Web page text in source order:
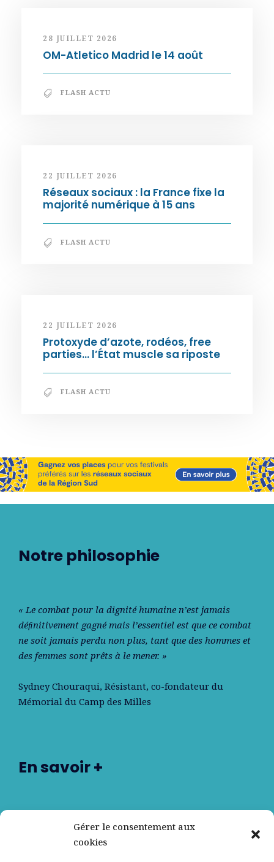
Gérer le consentement aux
cookies
28 JUILLET 2026
OM-Atletico Madrid le 14 août
FLASH ACTU
22 JUILLET 2026
Réseaux sociaux : la France fixe la
majorité numérique à 15 ans
FLASH ACTU
22 JUILLET 2026
Protoxyde d’azote, rodéos, free
parties… l’État muscle sa riposte
FLASH ACTU
Notre philosophie
« Le combat pour la dignité humaine n’est jamais
déﬁnitivement gagné mais l’essentiel est que ce combat
ne soit jamais perdu non plus, tant que des hommes et
des femmes sont prêts à le mener. »
Sydney Chouraqui, Résistant, co-fondateur du
Mémorial du Camp des Milles
En savoir +